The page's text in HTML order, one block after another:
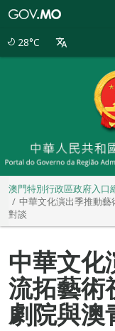
28°C
澳門特別行政區政府入口
中華文化演出季推動
對談
中華文化
流拓藝術
劇院與澳